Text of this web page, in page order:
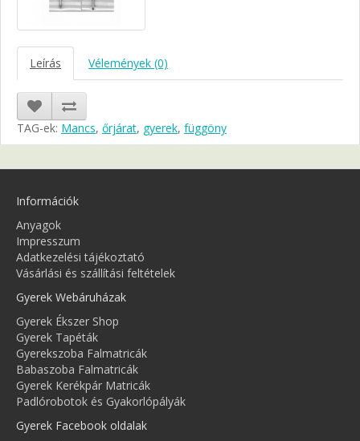
Leírás Vélemények (0)
TAG-ek: Mancs, őrjárat, gyerek, függöny
Információk
Anyagok
Impresszum
Adatkezelési tájékoztató
Vásárlási és szállítási feltételek
Gyerek Webáruházak
Gyerek Ékszer Shop
Gyerek Tapéták
Gyerekszoba Falmatricák
Babaszoba Falmatricák
Gyerek Kerékpár Matricák
Padlórobotok és Gyakorlópályák
Gyerek Facebook oldalak